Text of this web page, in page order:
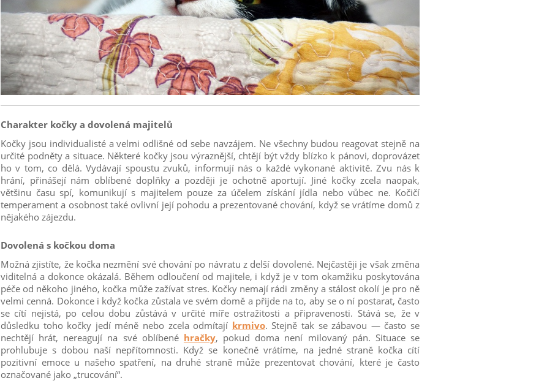
Charakter kočky a dovolená majitelů
Kočky jsou individualisté a velmi odlišné od sebe navzájem. Ne všechny budou reagovat stejně na
určité podněty a situace. Některé kočky jsou výraznější, chtějí být vždy blízko k pánovi, doprovázet
ho v tom, co dělá. Vydávají spoustu zvuků, informují nás o každé vykonané aktivitě. Zvu nás k
hrání, přinášejí nám oblíbené doplňky a později je ochotně aportují. Jiné kočky zcela naopak,
většinu času spí, komunikují s majitelem pouze za účelem získání jídla nebo vůbec ne. Kočičí
temperament a osobnost také ovlivní její pohodu a prezentované chování, když se vrátíme domů z
nějakého zájezdu.
Dovolená s kočkou doma
Možná zjistíte, že kočka nezmění své chování po návratu z delší dovolené. Nejčastěji je však změna
viditelná a dokonce okázalá. Během odloučení od majitele, i když je v tom okamžiku poskytována
péče od někoho jiného, kočka může zažívat stres. Kočky nemají rádi změny a stálost okolí je pro ně
velmi cenná. Dokonce i když kočka zůstala ve svém domě a přijde na to, aby se o ní postarat, často
se cítí nejistá, po celou dobu zůstává v určité míře ostražitosti a připravenosti. Stává se, že v
důsledku toho kočky jedí méně nebo zcela odmítají krmivo. Stejně tak se zábavou — často se
nechtějí hrát, nereagují na své oblíbené hračky, pokud doma není milovaný pán. Situace se
prohlubuje s dobou naší nepřítomnosti. Když se konečně vrátíme, na jedné straně kočka cítí
pozitivní emoce u našeho spatření, na druhé straně může prezentovat chování, které je často
označované jako „trucování“.